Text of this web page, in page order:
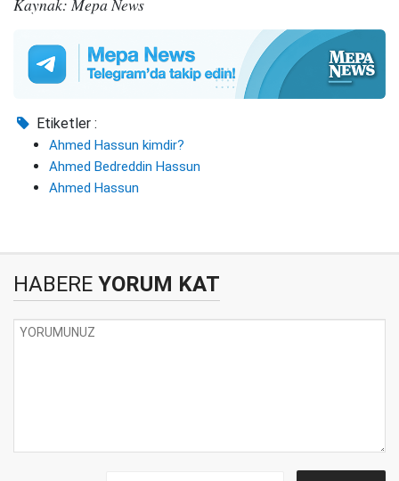
Kaynak: Mepa News
Etiketler :
Ahmed Hassun kimdir?
Ahmed Bedreddin Hassun
Ahmed Hassun
HABERE YORUM KAT